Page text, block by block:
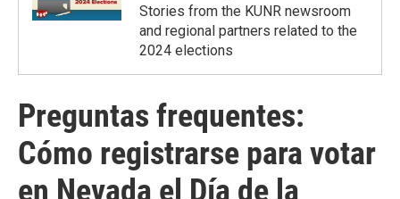
Stories from the KUNR newsroom
and regional partners related to the
2024 elections
Preguntas frequentes:
Cómo registrarse para votar
en Nevada el Día de la